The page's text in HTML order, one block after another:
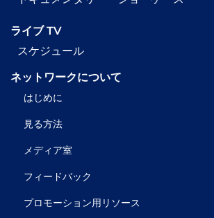
ライブ TV
スケジュール
ネットワークについて
はじめに
見る方法
メディア室
フィードバック
プロモーション用リソース